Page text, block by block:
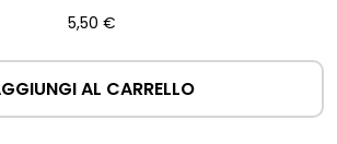
5,50 €
AL CARRELLO